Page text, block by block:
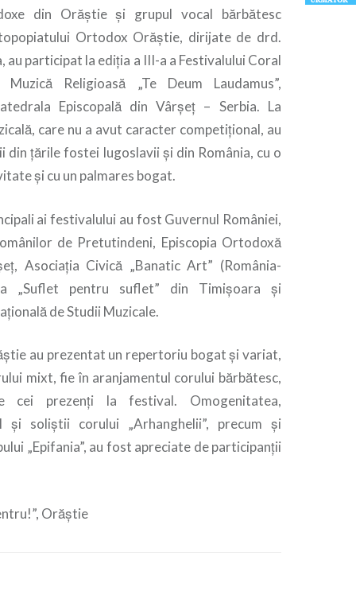
din Orăştie şi grupul vocal bărbătesc
Ortodox Orăştie, dirijate de drd.
au participat la ediţia a III-a a Festivalului Coral
Religioasă „Te Deum Laudamus”,
Episcopală din Vârşeţ – Serbia. La
care nu a avut caracter competiţional, au
ţările fostei Iugoslavii şi din România, cu o
şi cu un palmares bogat.
ai festivalului au fost Guvernul României,
de Pretutindeni, Episcopia Ortodoxă
Asociaţia Civică „Banatic Art” (România-
„Suflet pentru suflet” din Timişoara şi
de Studii Muzicale.
au prezentat un repertoriu bogat şi variat,
mixt, fie în aranjamentul corului bărbătesc,
cei prezenţi la festival. Omogenitatea,
şi soliştii corului „Arhanghelii”, precum şi
„Epifania”, au fost apreciate de participanţii
Orăştie